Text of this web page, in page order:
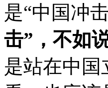
是“中国冲
击”，不如
是站在中